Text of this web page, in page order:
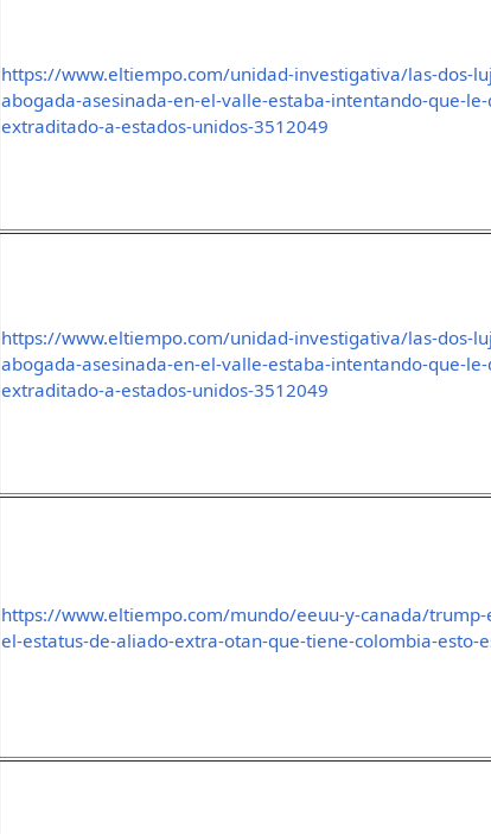
https://www.eltiempo.com/unidad-investigativa/las-dos-
abogada-asesinada-en-el-valle-estaba-intentando-que-
extraditado-a-estados-unidos-3512049
https://www.eltiempo.com/unidad-investigativa/las-dos-
abogada-asesinada-en-el-valle-estaba-intentando-que-
extraditado-a-estados-unidos-3512049
https://www.eltiempo.com/mundo/eeuu-y-canada/
el-estatus-de-aliado-extra-otan-que-tiene-colombia-esto-